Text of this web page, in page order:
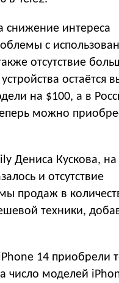
снижение интереса
с
отсутствие
остаётся
на $100, а в
можно
Дениса Кускова,
и отсутствие
продаж в
техники,
14 приобрели
число моделей